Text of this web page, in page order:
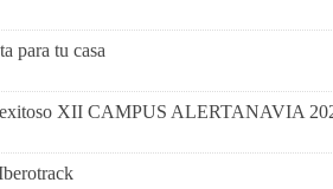
para tu casa
exitoso XII CAMPUS ALERTANAVIA